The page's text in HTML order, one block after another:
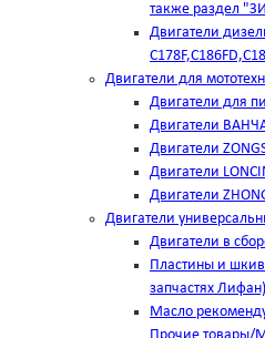
также раздел
Двигатели
Двигатели для
Двигатели для
Двигатели
Двигатели
Двигатели
Двигатели
Двигатели
Двигатели в
Пластины и
запчастях Лифан)
Масло